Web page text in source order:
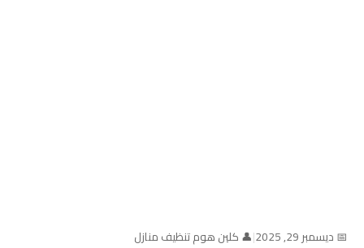
📅 ديسمبر 29, 2025 |👤 كلين هوم تنظيف منازل